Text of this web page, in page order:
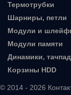
Термотрубки
Шарниры, петли
Модули и
Модули памяти
Динамики,
Корзины HDD
© 2014 - 2026